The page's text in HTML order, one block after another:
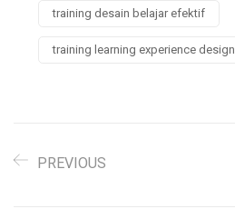
training desain belajar efektif
training learning experience design
PREVIOUS